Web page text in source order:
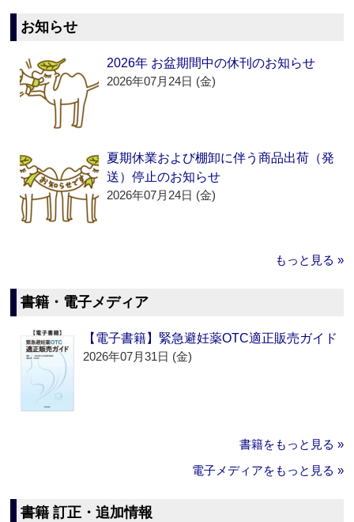
お知らせ
2026年 お盆期間中の休刊のお知らせ
2026年07月24日 (金)
夏期休業および棚卸に伴う商品出荷（発
送）停止のお知らせ
2026年07月24日 (金)
もっと見る »
書籍・電子メディア
【電子書籍】緊急避妊薬OTC適正販売ガイド
2026年07月31日 (金)
書籍をもっと見る »
電子メディアをもっと見る »
書籍 訂正・追加情報